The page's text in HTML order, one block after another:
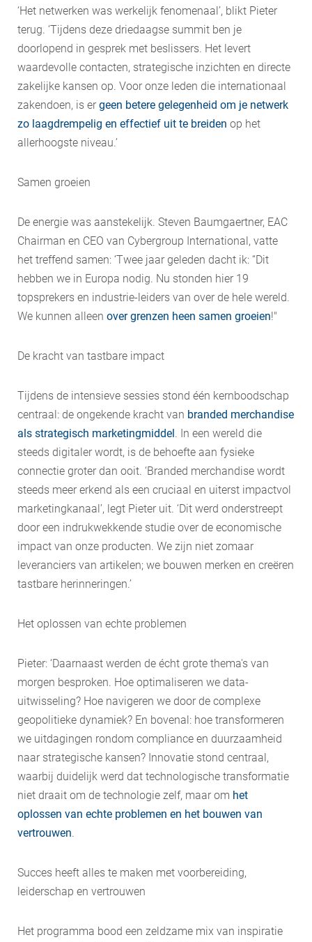
‘Het netwerken was werkelijk fenomenaal’, blikt Pieter
terug. ‘Tijdens deze driedaagse summit ben je
doorlopend in gesprek met beslissers. Het levert
waardevolle contacten, strategische inzichten en directe
zakelijke kansen op. Voor onze leden die internationaal
zakendoen, is er geen betere gelegenheid om je netwerk
zo laagdrempelig en effectief uit te breiden op het
allerhoogste niveau.’
Samen groeien
De energie was aanstekelijk. Steven Baumgaertner, EAC
Chairman en CEO van Cybergroup International, vatte
het treffend samen: ‘Twee jaar geleden dacht ik: “Dit
hebben we in Europa nodig. Nu stonden hier 19
topsprekers en industrie-leiders van over de hele wereld.
We kunnen alleen over grenzen heen samen groeien!"
De kracht van tastbare impact
Tijdens de intensieve sessies stond één kernboodschap
centraal: de ongekende kracht van branded merchandise
als strategisch marketingmiddel. In een wereld die
steeds digitaler wordt, is de behoefte aan fysieke
connectie groter dan ooit. ‘Branded merchandise wordt
steeds meer erkend als een cruciaal en uiterst impactvol
marketingkanaal’, legt Pieter uit. ‘Dit werd onderstreept
door een indrukwekkende studie over de economische
impact van onze producten. We zijn niet zomaar
leveranciers van artikelen; we bouwen merken en creëren
tastbare herinneringen.’
Het oplossen van echte problemen
Pieter: ‘Daarnaast werden de écht grote thema's van
morgen besproken. Hoe optimaliseren we data-
uitwisseling? Hoe navigeren we door de complexe
geopolitieke dynamiek? En bovenal: hoe transformeren
we uitdagingen rondom compliance en duurzaamheid
naar strategische kansen? Innovatie stond centraal,
waarbij duidelijk werd dat technologische transformatie
niet draait om de technologie zelf, maar om het
oplossen van echte problemen en het bouwen van
vertrouwen.
Succes heeft alles te maken met voorbereiding,
leiderschap en vertrouwen
Het programma bood een zeldzame mix van inspiratie